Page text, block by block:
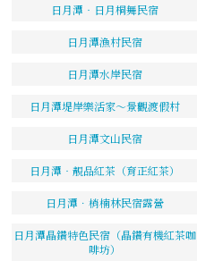
日月潭‧日月桐舞民宿
日月潭漁村民宿
日月潭水岸民宿
日月潭堤岸樂活家～景觀渡假村
日月潭文山民宿
日月潭‧靚品紅茶（育正紅茶）
日月潭．梢楠林民宿露營
日月潭晶鑽特色民宿（晶鑽有機紅茶咖
啡坊）